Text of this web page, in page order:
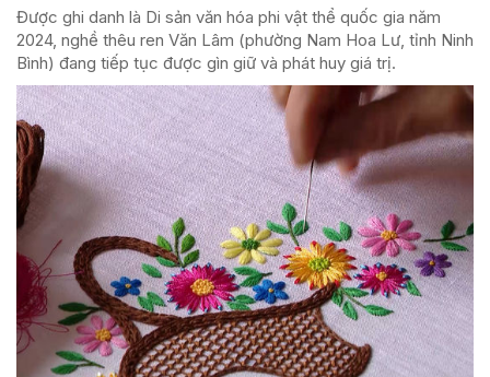
Được ghi danh là Di sản văn hóa phi vật thể quốc gia năm
2024, nghề thêu ren Văn Lâm (phường Nam Hoa Lư, tỉnh Ninh
Bình) đang tiếp tục được gìn giữ và phát huy giá trị.